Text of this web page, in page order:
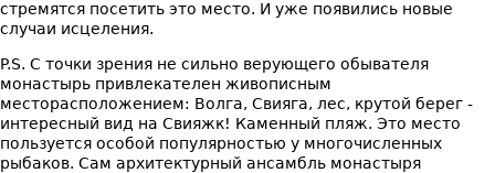
стремятся посетить это место. И уже появились новые
случаи исцеления.
P.S. С точки зрения не сильно верующего обывателя
монастырь привлекателен живописным
месторасположением: Волга, Свияга, лес, крутой берег -
интересный вид на Свияжк! Каменный пляж. Это место
пользуется особой популярностью у многочисленных
рыбаков. Сам архитектурный ансамбль монастыря